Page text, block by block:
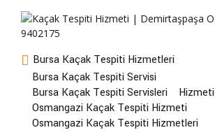
Bursa Kaçak Tespiti Hizmetleri
Bursa Kaçak Tespiti Servisi
Bursa Kaçak Tespiti Servisleri
Hizmeti
Osmangazi Kaçak Tespiti Hizmeti
Osmangazi Kaçak Tespiti Hizmetleri